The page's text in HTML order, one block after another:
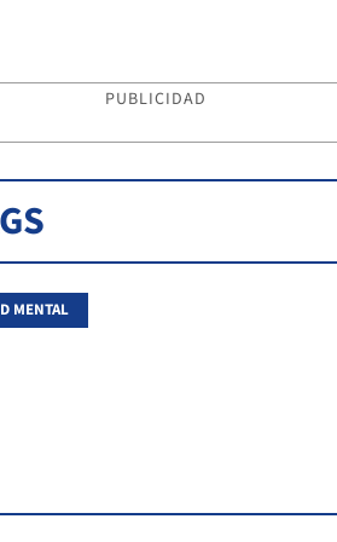
PUBLICIDAD
MENTAL